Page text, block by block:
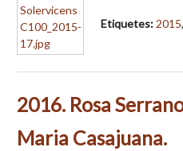
Etiquetes: 2015,
2016. Rosa
Maria Casajuana.